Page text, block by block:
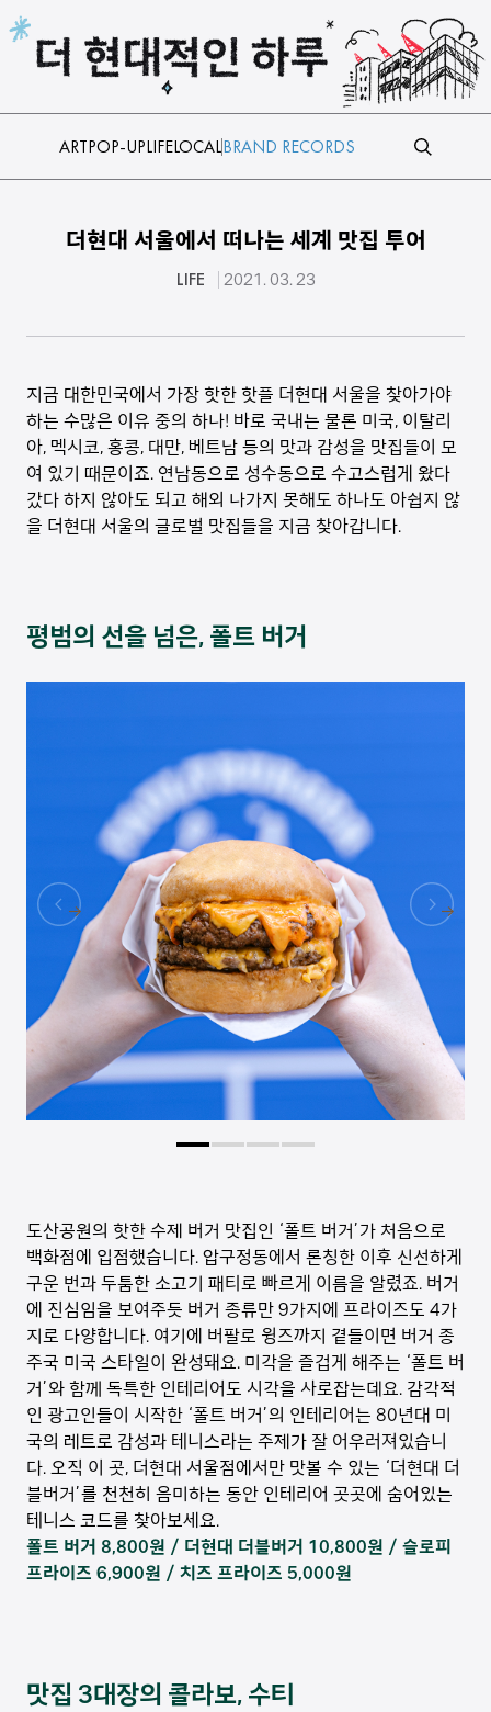
본문 바로가기
ARTPOP-UPLIFELOCALBRAND RECORDS
더현대 서울에서 떠나는 세계 맛집 투어
LIFE 2021. 03. 23
지금 대한민국에서 가장 핫한 핫플 더현대 서울을 찾아가야
하는 수많은 이유 중의 하나! 바로 국내는 물론 미국, 이탈리
아, 멕시코, 홍콩, 대만, 베트남 등의 맛과 감성을 맛집들이 모
여 있기 때문이죠. 연남동으로 성수동으로 수고스럽게 왔다
갔다 하지 않아도 되고 해외 나가지 못해도 하나도 아쉽지 않
을 더현대 서울의 글로벌 맛집들을 지금 찾아갑니다.
평범의 선을 넘은, 폴트 버거
도산공원의 핫한 수제 버거 맛집인 ‘폴트 버거’가 처음으로
백화점에 입점했습니다. 압구정동에서 론칭한 이후 신선하게
구운 번과 두툼한 소고기 패티로 빠르게 이름을 알렸죠. 버거
에 진심임을 보여주듯 버거 종류만 9가지에 프라이즈도 4가
지로 다양합니다. 여기에 버팔로 윙즈까지 곁들이면 버거 종
주국 미국 스타일이 완성돼요. 미각을 즐겁게 해주는 ‘폴트 버
거’와 함께 독특한 인테리어도 시각을 사로잡는데요. 감각적
인 광고인들이 시작한 ‘폴트 버거’의 인테리어는 80년대 미
국의 레트로 감성과 테니스라는 주제가 잘 어우러져있습니
다. 오직 이 곳, 더현대 서울점에서만 맛볼 수 있는 ‘더현대 더
블버거’를 천천히 음미하는 동안 인테리어 곳곳에 숨어있는
테니스 코드를 찾아보세요.
폴트 버거 8,800원 / 더현대 더블버거 10,800원 / 슬로피
프라이즈 6,900원 / 치즈 프라이즈 5,000원
맛집 3대장의 콜라보, 수티